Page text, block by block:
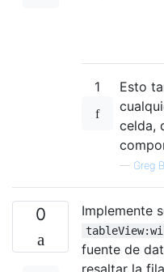
1
Esto
celda,
— Greg
0 Implemente
fuente de
resaltar la